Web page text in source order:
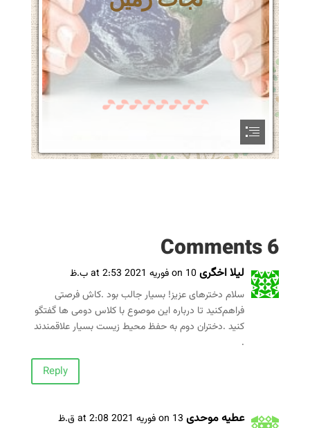
6 Comments
لیلا اخگری on 10 فوریه 2021 at 2:53 ب.ظ
سلام دخترهای عزیز! بسیار جالب بود .کاش فرصتی
فراهم‌کنید تا درباره این موصوع با کلاس دومی ها گفتگو
کنید .دختران دوم به حفظ محیط زیست بسیار علاقمندند
.
Reply
عطیه موحدی on 13 فوریه 2021 at 2:08 ق.ظ